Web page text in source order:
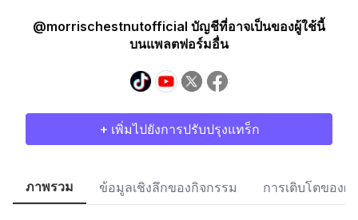
@morrischestnutofficial บัญชีที่อาจเป็นของผู้ใช้นี้
บนแพลตฟอร์มอื่น
+ เพิ่มไปยังการปรับปรุงแทร็ก
ภาพรวม ข้อมูลเชิงลึกของกิจกรรม การเติบโตของผู้